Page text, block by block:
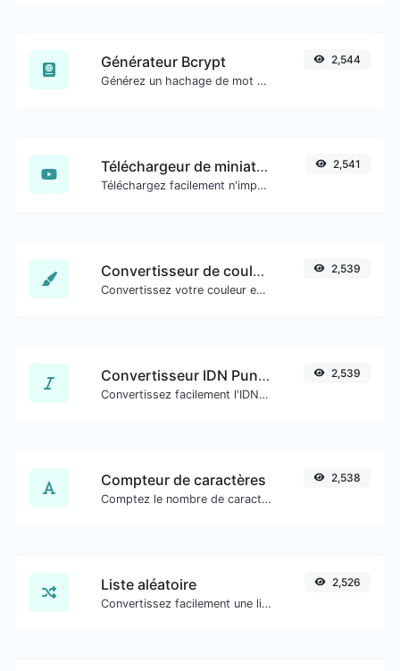
Générateur Bcrypt
Générez un hachage de mot de passe bcrypt pour toute entrée de chaîne.
2,544
Téléchargeur de miniatures YouTube
Téléchargez facilement n'importe quelle miniature de vidéo YouTube dans toutes les tailles disponibles.
2,541
Convertisseur de couleurs
Convertissez votre couleur en plusieurs autres formats.
2,539
Convertisseur IDN Punnycode
Convertissez facilement l'IDN en Punnycode et inversement.
2,539
Compteur de caractères
Comptez le nombre de caractères et de mots d'un texte donné.
2,538
Liste aléatoire
Convertissez facilement une liste de texte donné en une liste aléatoire.
2,526